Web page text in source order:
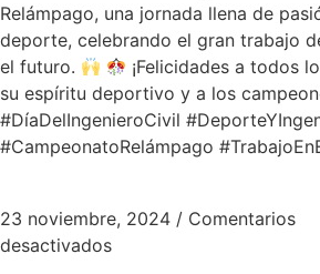
Relámpago, una jornada llena de
deporte, celebrando el gran trabajo
el futuro.
¡Felicidades a todos
su espíritu deportivo y a los
#DíaDelIngenieroCivil
#CampeonatoRelámpago
23 noviembre, 2024 / Comentarios
desactivados